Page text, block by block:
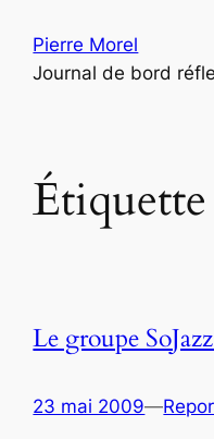
contenu
Pierre Morel
Journal de bord
Le groupe
23 mai 2009—